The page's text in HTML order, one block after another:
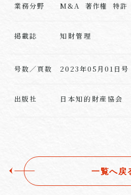
業務分野 M&A 著作権 特許
掲載誌 知財管理
号数／頁数 2023年05月01日
出版社 日本知的財産協会
一覧へ戻